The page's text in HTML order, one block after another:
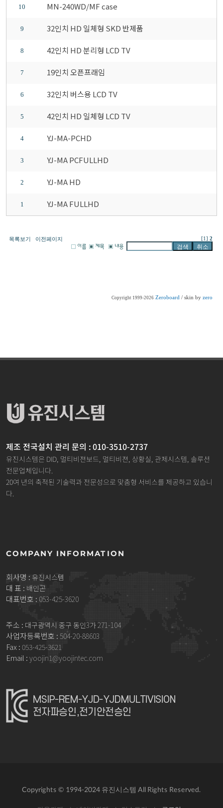
10 MN-240WD/MF case
9 32인치 HD 일체형 SKD 반제품
8 42인치 HD 분리형 LCD TV
7 19인치 오픈프래임
6 32인치 버스용 LCD TV
5 42인치 HD 일체형 LCD TV
4 YJ-MA-PCHD
3 YJ-MA PCFULLHD
2 YJ-MA HD
1 YJ-MA FULLHD
목록보기 이전페이지 [1] 2
Copyright 1999-2026 Zeroboard / skin by zero
제조 전국설치 관리 문의 : 010-3510-2737
유진시스템은 DID, 멀티비젼보드, 멀티비젼, 상황실, 관제시스템, 솔루션
전문업체입니다.
20여 년의 축적된 기술력과 전문성으로 맞춤형 서비스를 제공하고 있습니
다.
COMPANY INFORMATION
회사명 : 유진시스템
대 표 : 배인곤
대표번호 : 053-425-3620
주소 : 대구광역시 중구 동인3가 271-104
사업자등록번호 : 504-20-88603
Fax : 053-425-3621
Email : yoojin1@yoojintec.com
Copyrights © 1994-2024 유진시스템 All Rights Reserved.